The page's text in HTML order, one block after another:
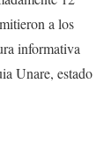
a los
informativa
Unare, estado